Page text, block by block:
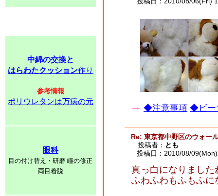
中綿の交換と
はらわたクッション作り
参考情報
ポリウレタンは万病の元
眼科
目の付け替え・研磨 瞳の修正
両目着脱
◆注意事項 ◆ビー
Re: 東京都中野区のウォー
投稿者： とも
投稿日：2010/08/
真っ白になりました
ふわふわもふもふ